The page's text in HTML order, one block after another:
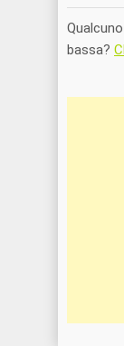
bassa?